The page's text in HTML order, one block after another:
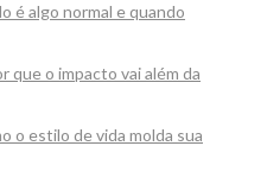
é algo normal e quando
que o impacto vai além da
o estilo de vida molda sua